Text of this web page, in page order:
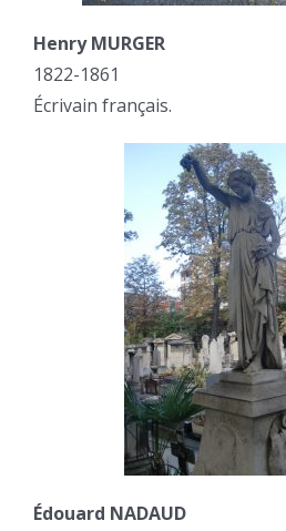
Henry MURGER
1822-1861
Écrivain français.
Édouard NADAUD